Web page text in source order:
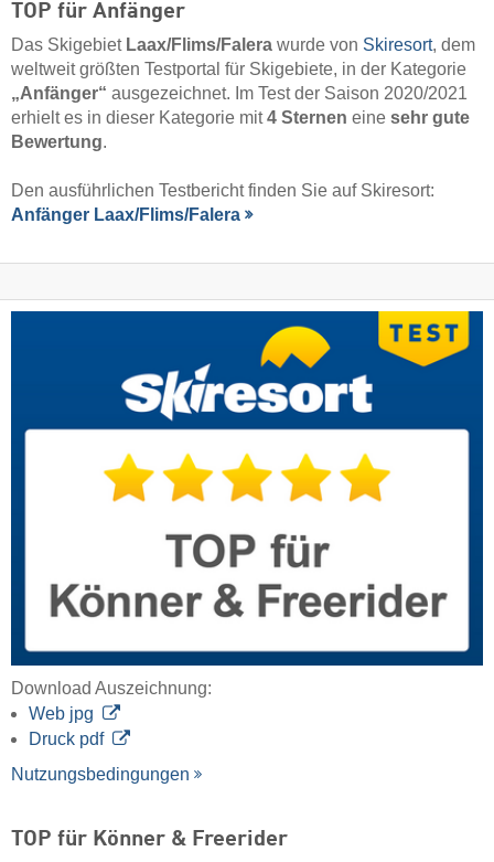
TOP für Anfänger
Das Skigebiet Laax/​Flims/​Falera wurde von Skiresort, dem
weltweit größten Testportal für Skigebiete, in der Kategorie
„Anfänger“ ausgezeichnet. Im Test der Saison 2020/2021
erhielt es in dieser Kategorie mit4 Sternen eine sehr gute
Bewertung.
Den ausführlichen Testbericht finden Sie auf Skiresort:
Anfänger Laax/​Flims/​Falera
Download Auszeichnung:
Web jpg
Druck pdf
Nutzungsbedingungen
TOP für Könner & Freerider